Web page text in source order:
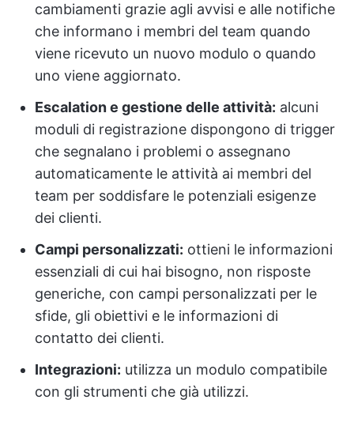
cambiamenti grazie agli avvisi e alle notifiche
che informano i membri del team quando
viene ricevuto un nuovo modulo o quando
uno viene aggiornato.
Escalation e gestione delle attività: alcuni
moduli di registrazione dispongono di trigger
che segnalano i problemi o assegnano
automaticamente le attività ai membri del
team per soddisfare le potenziali esigenze
dei clienti.
Campi personalizzati: ottieni le informazioni
essenziali di cui hai bisogno, non risposte
generiche, con campi personalizzati per le
sfide, gli obiettivi e le informazioni di
contatto dei clienti.
Integrazioni: utilizza un modulo compatibile
con gli strumenti che già utilizzi.